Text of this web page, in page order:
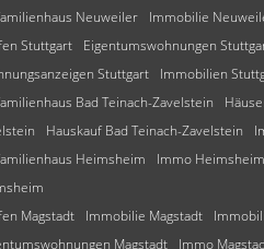
Neuweiler
Immobilie
Stuttgart
Eigentumswohnungen
Stuttgart
Immobilien
Bad Teinach-Zavelstein
Hauskauf Bad Teinach-Zavelstein
Heimsheim
Immo Heimsheim
Magstadt
Immobilie Magstadt
Magstadt
Immo